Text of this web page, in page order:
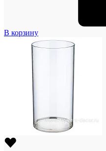
В корзину